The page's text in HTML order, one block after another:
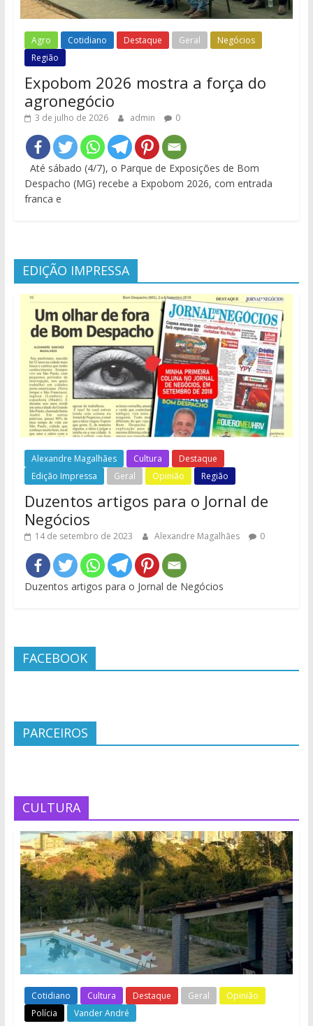
Agro Cotidiano Destaque Geral
Negócios
Região
Expobom 2026 mostra a força do
agronegócio
3 de julho de 2026 admin 0
Até sábado (4/7), o Parque de Exposições de Bom
Despacho (MG) recebe a Expobom 2026, com entrada
franca e
EDIÇÃO IMPRESSA
Alexandre Magalhães Cultura
Destaque
Edição Impressa
Geral Opinião Região
Duzentos artigos para o Jornal de
Negócios
14 de setembro de 2023 Alexandre Magalhães 0
Duzentos artigos para o Jornal de Negócios
FACEBOOK
PARCEIROS
CULTURA
Cotidiano Cultura Destaque Geral
Opinião
Polícia
Vander André